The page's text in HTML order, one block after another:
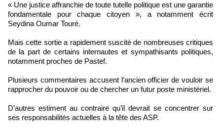
« Une justice affranchie de toute tutelle politique est une garantie
fondamentale pour chaque citoyen », a notamment écrit
Seydina Oumar Touré.
Mais cette sortie a rapidement suscité de nombreuses critiques
de la part de certains internautes et sympathisants politiques,
notamment proches de Pastef.
Plusieurs commentaires accusent l’ancien officier de vouloir se
rapprocher du pouvoir ou de chercher un futur poste ministériel.
D’autres estiment au contraire qu’il devrait se concentrer sur
ses responsabilités actuelles à la tête des ASP.